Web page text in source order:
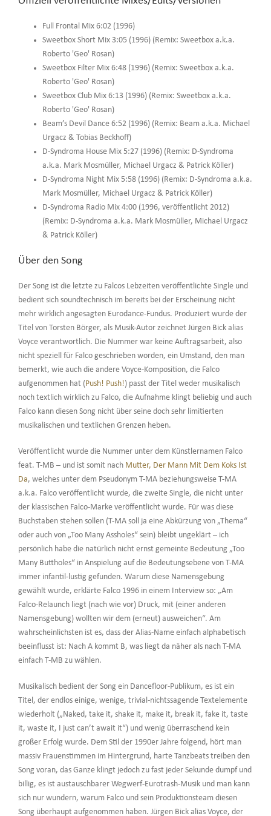
Full Frontal Mix 6:02 (1996)
Sweetbox Short Mix 3:05 (1996) (Remix: Sweetbox a.k.a.
Roberto 'Geo' Rosan)
Sweetbox Filter Mix 6:48 (1996) (Remix: Sweetbox a.k.a.
Roberto 'Geo' Rosan)
Sweetbox Club Mix 6:13 (1996) (Remix: Sweetbox a.k.a.
Roberto 'Geo' Rosan)
Beam’s Devil Dance 6:52 (1996) (Remix: Beam a.k.a. Michael
Urgacz & Tobias Beckhoff)
D-Syndroma House Mix 5:27 (1996) (Remix: D-Syndroma
a.k.a. Mark Mosmüller, Michael Urgacz & Patrick Köller)
D-Syndroma Night Mix 5:58 (1996) (Remix: D-Syndroma a.k.a.
Mark Mosmüller, Michael Urgacz & Patrick Köller)
D-Syndroma Radio Mix 4:00 (1996, veröffentlicht 2012)
(Remix: D-Syndroma a.k.a. Mark Mosmüller, Michael Urgacz
& Patrick Köller)
Über den Song
Der Song ist die letzte zu Falcos Lebzeiten veröffentlichte Single und
bedient sich soundtechnisch im bereits bei der Erscheinung nicht
mehr wirklich angesagten Eurodance-Fundus. Produziert wurde der
Titel von Torsten Börger, als Musik-Autor zeichnet Jürgen Bick alias
Voyce verantwortlich. Die Nummer war keine Auftragsarbeit, also
nicht speziell für Falco geschrieben worden, ein Umstand, den man
bemerkt, wie auch die andere Voyce-Komposition, die Falco
aufgenommen hat (Push! Push!) passt der Titel weder musikalisch
noch textlich wirklich zu Falco, die Aufnahme klingt beliebig und auch
Falco kann diesen Song nicht über seine doch sehr limitierten
musikalischen und textlichen Grenzen heben.
Veröffentlicht wurde die Nummer unter dem Künstlernamen Falco
feat. T-MB – und ist somit nach Mutter, Der Mann Mit Dem Koks Ist
Da, welches unter dem Pseudonym T-MA beziehungsweise T-MA
a.k.a. Falco veröffentlicht wurde, die zweite Single, die nicht unter
der klassischen Falco-Marke veröffentlicht wurde. Für was diese
Buchstaben stehen sollen (T-MA soll ja eine Abkürzung von „Thema“
oder auch von „Too Many Assholes“ sein) bleibt ungeklärt – ich
persönlich habe die natürlich nicht ernst gemeinte Bedeutung „Too
Many Buttholes“ in Anspielung auf die Bedeutungsebene von T-MA
immer infantil-lustig gefunden. Warum diese Namensgebung
gewählt wurde, erklärte Falco 1996 in einem Interview so: „Am
Falco-Relaunch liegt (nach wie vor) Druck, mit (einer anderen
Namensgebung) wollten wir dem (erneut) ausweichen“. Am
wahrscheinlichsten ist es, dass der Alias-Name einfach alphabetisch
beeinflusst ist: Nach A kommt B, was liegt da näher als nach T-MA
einfach T-MB zu wählen.
Musikalisch bedient der Song ein Dancefloor-Publikum, es ist ein
Titel, der endlos einige, wenige, trivial-nichtssagende Textelemente
wiederholt („Naked, take it, shake it, make it, break it, fake it, taste
it, waste it, I just can’t await it“) und wenig überraschend kein
großer Erfolg wurde. Dem Stil der 1990er Jahre folgend, hört man
massiv Frauenstimmen im Hintergrund, harte Tanzbeats treiben den
Song voran, das Ganze klingt jedoch zu fast jeder Sekunde dumpf und
billig, es ist austauschbarer Wegwerf-Eurotrash-Musik und man kann
sich nur wundern, warum Falco und sein Produktionsteam diesen
Song überhaupt aufgenommen haben. Jürgen Bick alias Voyce, der